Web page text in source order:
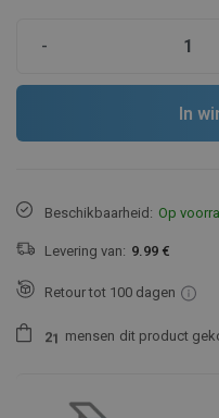
-
In
Beschikbaarheid: Op
Levering van: 9.99 €
Retour tot 100 dagen
21 mensen dit product